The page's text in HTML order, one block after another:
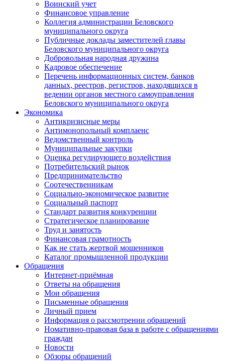
Воинский учет
Финансовое управление
Коллегия администрации Беловского
муниципального округа
Публичные доклады заместителей главы
Беловского муниципального округа
Добровольная народная дружина
Кадровое обеспечение
Перечень информационных систем, банков
данных, реестров, регистров, находящихся в
ведении органов местного самоуправления
Беловского муниципального округа
Экономика
Антикризисные меры
Антимонопольный комплаенс
Ведомственный контроль
Муниципальные закупки
Оценка регулирующего воздействия
Потребительский рынок
Предпринимательство
Соотечественникам
Социально-экономическое развитие
Социальный паспорт
Стандарт развития конкуренции
Стратегическое планирование
Труд и занятость
Финансовая грамотность
Как не стать жертвой мошенников
Каталог промышленной продукции
Обращения
Интернет-приёмная
Ответы на обращения
Мои обращения
Письменные обращения
Личный прием
Информация о рассмотрении обращений
Номативно-правовая база в работе с обращениями
граждан
Новости
Обзоры обращений